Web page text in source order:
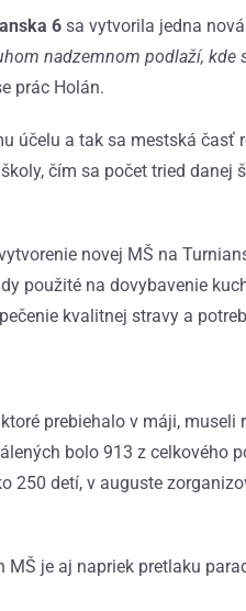
6sa vytvorila jedna
nadzemnom podlaží,
prác Holán.
účelu a tak sa mestská časť
čím sa počet tried danej
novej MŠ na
použité na dovybavenie
kvalitnej stravy a
prebiehalo v máji,
bolo 913 z celkového
250 detí, v auguste
je aj napriek pretlaku